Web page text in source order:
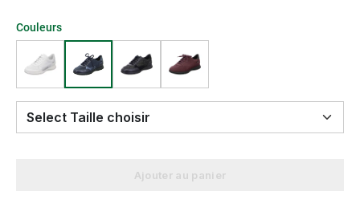
Couleurs
Select Taille choisir
Ajouter au panier